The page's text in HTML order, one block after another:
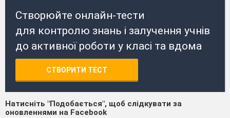
Створюйте онлайн-тести
для контролю знань і залучення учнів
до активної роботи у класі та вдома
СТВОРИТИ ТЕСТ
Натисніть "Подобається", щоб слідкувати за
оновленнями на Facebook